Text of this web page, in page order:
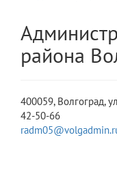
района
400059, Волгоград,
42-50-66